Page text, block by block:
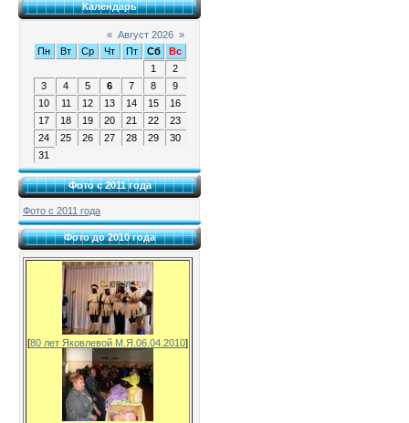
Календарь
« Август 2026 »
Пн
Вт Ср Чт Пт Сб
Вс
1
2
3
4 5 6 7 8
9
10
11 12 13 14 15
16
17
18 19 20 21 22
23
24
25 26 27 28 29
30
31
Фото с 2011 года
Фото с 2011 года
Фото до 2010 года
[80 лет Яковлевой М.Я.06.04.2010]